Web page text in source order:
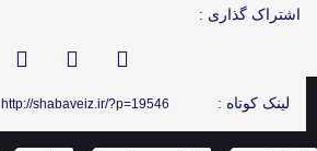
اشتراک گذاری :
لینک کوتاه : http://shabaveiz.ir/?p=19546